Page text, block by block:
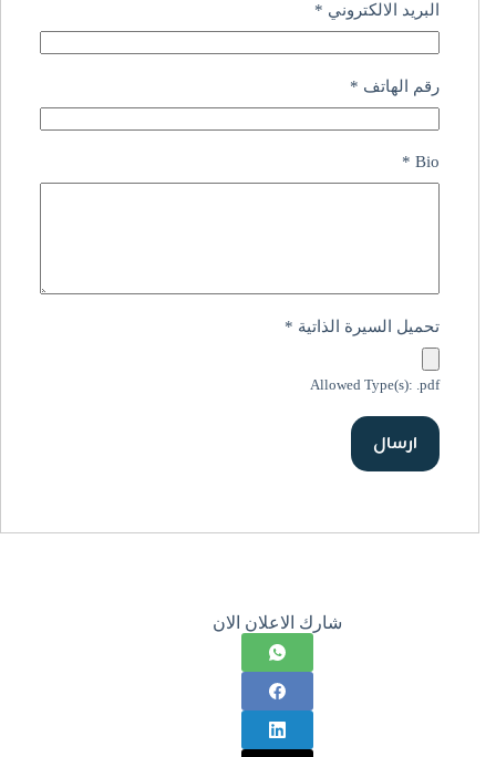
البريد الالكتروني *
رقم الهاتف *
Bio
*
تحميل السيرة الذاتية *
Allowed Type(s): .pdf
شارك الاعلان الان